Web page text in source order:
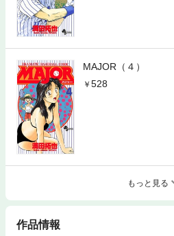
MAJOR（４）
528
もっと見る
作品情報